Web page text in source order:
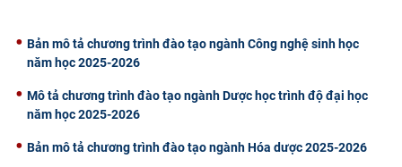
CỰU NGƯỜI HỌC
Bản mô tả chương trình đào tạo ngành Công nghệ sinh học
năm học 2025-2026
Mô tả chương trình đào tạo ngành Dược học trình độ đại học
năm học 2025-2026
Bản mô tả chương trình đào tạo ngành Hóa dược 2025-2026